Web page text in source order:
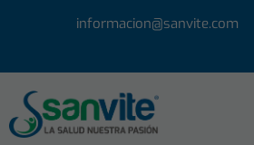
informacion@sanvite.com